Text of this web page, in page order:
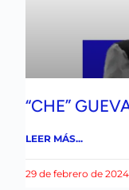
“CHE”
LEER MÁS...
29 de febrero de 2024